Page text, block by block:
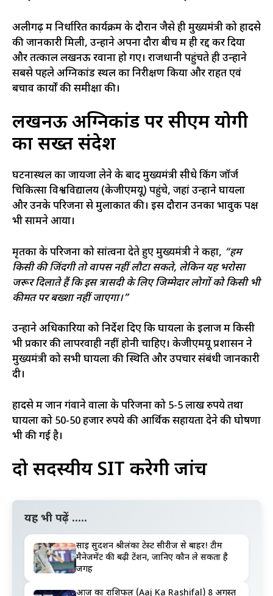
अलीगढ़ में निर्धारित कार्यक्रम के दौरान जैसे ही मुख्यमंत्री को हादसे
की जानकारी मिली, उन्होंने अपना दौरा बीच में ही रद्द कर दिया
और तत्काल लखनऊ रवाना हो गए। राजधानी पहुंचते ही उन्होंने
सबसे पहले अग्निकांड स्थल का निरीक्षण किया और राहत एवं
बचाव कार्यों की समीक्षा की।
लखनऊ अग्निकांड पर सीएम योगी
का सख्त संदेश
घटनास्थल का जायजा लेने के बाद मुख्यमंत्री सीधे किंग जॉर्ज
चिकित्सा विश्वविद्यालय (केजीएमयू) पहुंचे, जहां उन्होंने घायलों
और उनके परिजनों से मुलाकात की। इस दौरान उनका भावुक पक्ष
भी सामने आया।
मृतकों के परिजनों को सांत्वना देते हुए मुख्यमंत्री ने कहा, “हम
किसी की जिंदगी तो वापस नहीं लौटा सकते, लेकिन यह भरोसा
जरूर दिलाते हैं कि इस त्रासदी के लिए जिम्मेदार लोगों को किसी भी
कीमत पर बख्शा नहीं जाएगा।”
उन्होंने अधिकारियों को निर्देश दिए कि घायलों के इलाज में किसी
भी प्रकार की लापरवाही नहीं होनी चाहिए। केजीएमयू प्रशासन ने
मुख्यमंत्री को सभी घायलों की स्थिति और उपचार संबंधी जानकारी
दी।
हादसे में जान गंवाने वालों के परिजनों को 5-5 लाख रुपये तथा
घायलों को 50-50 हजार रुपये की आर्थिक सहायता देने की घोषणा
भी की गई है।
दो सदस्यीय SIT करेगी जांच
यह भी पढ़ें .....
साई सुदर्शन श्रीलंका टेस्ट सीरीज से बाहर! टीम
मैनेजमेंट की बढ़ी टेंशन, जानिए कौन ले सकता है
जगह
आज का राशिफल (Aaj Ka Rashifal) 8 अगस्त